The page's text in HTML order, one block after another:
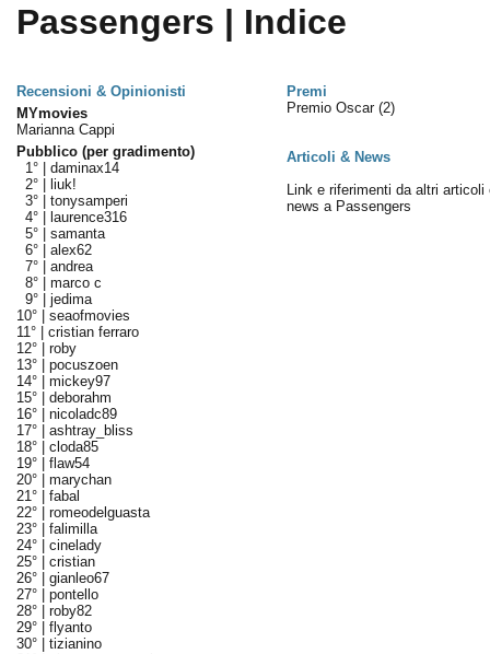
Passengers | Indice
Recensioni & Opinionisti
Premi
MYmovies
Marianna Cappi
Pubblico (per gradimento)
1° | daminax14
2° |
liuk!
3° | tonysamperi
4° |
laurence316
5° | samanta
6° | alex62
7° | andrea
8° | marco c
9° | jedima
10° | seaofmovies
11° | cristian ferraro
12° | roby
13° | pocuszoen
14° | mickey97
15° | deborahm
16° | nicoladc89
17° | ashtray_bliss
18° | cloda85
19° | flaw54
20° | marychan
21° | fabal
22° | romeodelguasta
23° | falimilla
24° | cinelady
25° | cristian
26° | gianleo67
27° | pontello
28° | roby82
29° | flyanto
30° | tizianino
Premio Oscar (2)
Articoli & News
Link e riferimenti da altri articoli
news a Passengers